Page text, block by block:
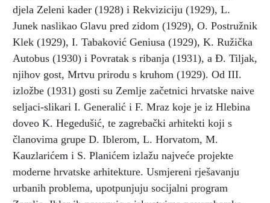
djela Zeleni kader (1928) i Rekviziciju (1929), L.
Junek naslikao Glavu pred zidom (1929), O. Postružnik
Klek (1929), I. Tabaković Geniusa (1929), K. Ružička
Autobus (1930) i Povratak s ribanja (1931), a Đ. Tiljak,
njihov gost, Mrtvu prirodu s kruhom (1929). Od III.
izložbe (1931) gosti su Zemlje začetnici hrvatske naive
seljaci-slikari I. Generalić i F. Mraz koje je iz Hlebina
doveo K. Hegedušić, te zagrebački arhitekti koji s
članovima grupe D. Iblerom, L. Horvatom, M.
Kauzlarićem i S. Planićem izlažu najveće projekte
moderne hrvatske arhitekture. Usmjereni rješavanju
urbanih problema, upotpunjuju socijalni program